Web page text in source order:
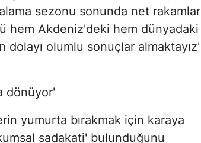
sezonu sonunda net rakamlar
hem Akdeniz'deki hem dünyadaki
dolayı olumlu sonuçlar almaktayız'
dönüyor'
yumurta bırakmak için karaya
sadakati' bulunduğunu